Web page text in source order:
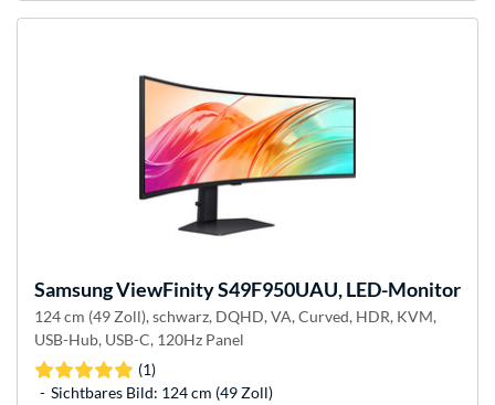
SamsungViewFinity S49F950UAU, LED-Monitor
124 cm (49 Zoll), schwarz, DQHD, VA, Curved, HDR, KVM,
USB-Hub, USB-C, 120Hz Panel
(1)
Sichtbares Bild: 124 cm (49 Zoll)